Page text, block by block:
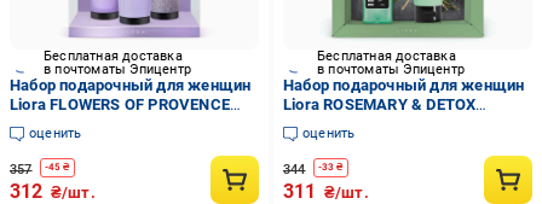
Бесплатная доставка
в почтоматы Эпицентр
Набор подарочный для женщин
Liora FLOWERS OF PROVENCE
(1101215)
оценить
357 -45 ₴
312 ₴/шт.
Бесплатная доставка
в почтоматы Эпицентр
Набор подарочный для женщин
Liora ROSEMARY & DETOX
(1101213)
оценить
344 -33 ₴
311 ₴/шт.